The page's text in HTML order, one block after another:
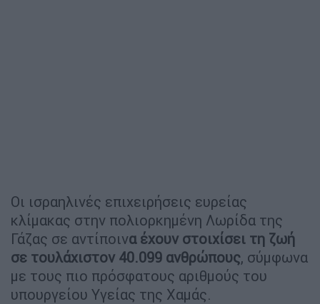
Οι ισραηλινές επιχειρήσεις ευρείας
κλίμακας στην πολιορκημένη Λωρίδα της
Γάζας σε αντίποινα έχουν στοιχίσει τη ζωή
σε τουλάχιστον 40.099 ανθρώπους, σύμφωνα
με τους πιο πρόσφατους αριθμούς του
υπουργείου Υγείας της Χαμάς.